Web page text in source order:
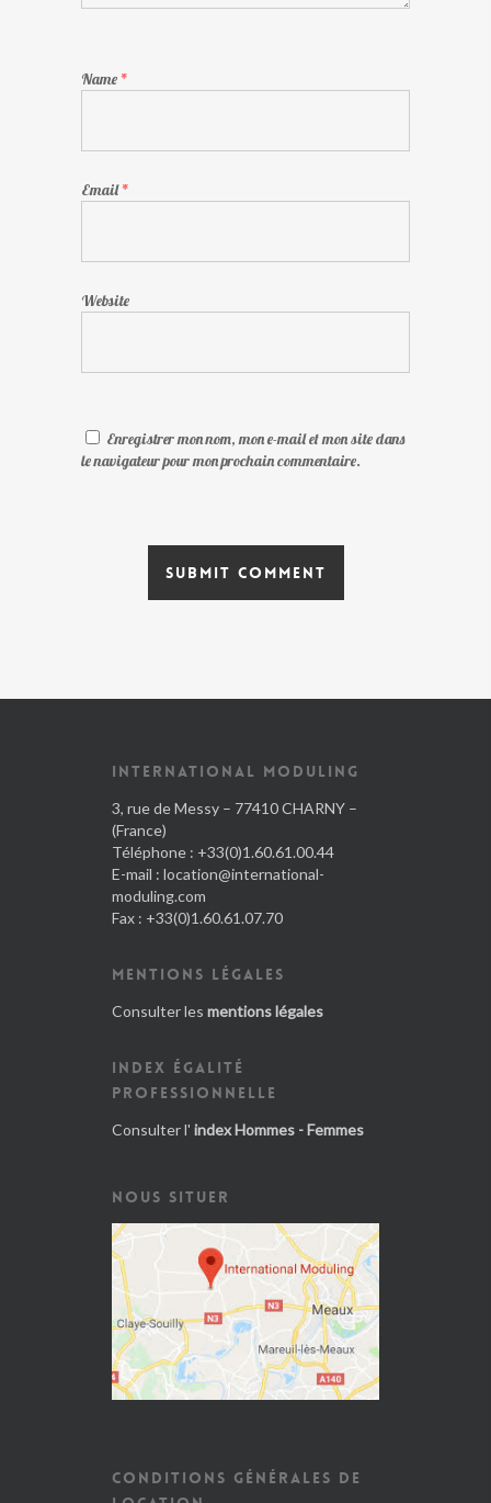
Name *
Email*
Website
Enregistrer mon nom, mon e-mail et mon site dans
le navigateur pour mon prochain commentaire.
INTERNATIONAL MODULING
3, rue de Messy – 77410 CHARNY –
(France)
Téléphone : +33(0)1.60.61.00.44
E-mail : location@international-
moduling.com
Fax : +33(0)1.60.61.07.70
MENTIONS LÉGALES
Consulter les mentions légales
INDEX ÉGALITÉ
PROFESSIONNELLE
Consulter l' index Hommes - Femmes
NOUS SITUER
CONDITIONS GÉNÉRALES DE